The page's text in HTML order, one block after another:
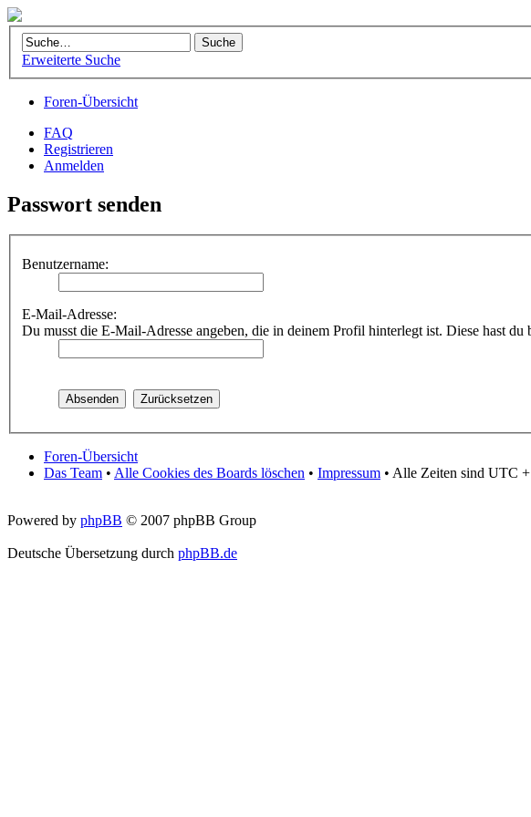
Erweiterte Suche
Foren-Übersicht
FAQ
Registrieren
Anmelden
Passwort senden
Benutzername:
E-Mail-Adresse:
Du musst die E-Mail-Adresse angeben, die in deinem Profil hinterlegt ist. Diese hast
Foren-Übersicht
Das Team • Alle Cookies des Boards löschen • Impressum • Alle Zeiten sind UTC
Powered by phpBB © 2007 phpBB Group
Deutsche Übersetzung durch phpBB.de